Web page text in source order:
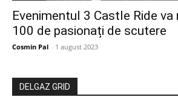
Evenimentul 3 Castle Ride va
100 de pasionați de scutere
Cosmin Pal - 1 august 2023
DELGAZ GRID